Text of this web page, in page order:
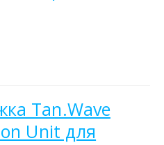
Tan.Wave
Unit для